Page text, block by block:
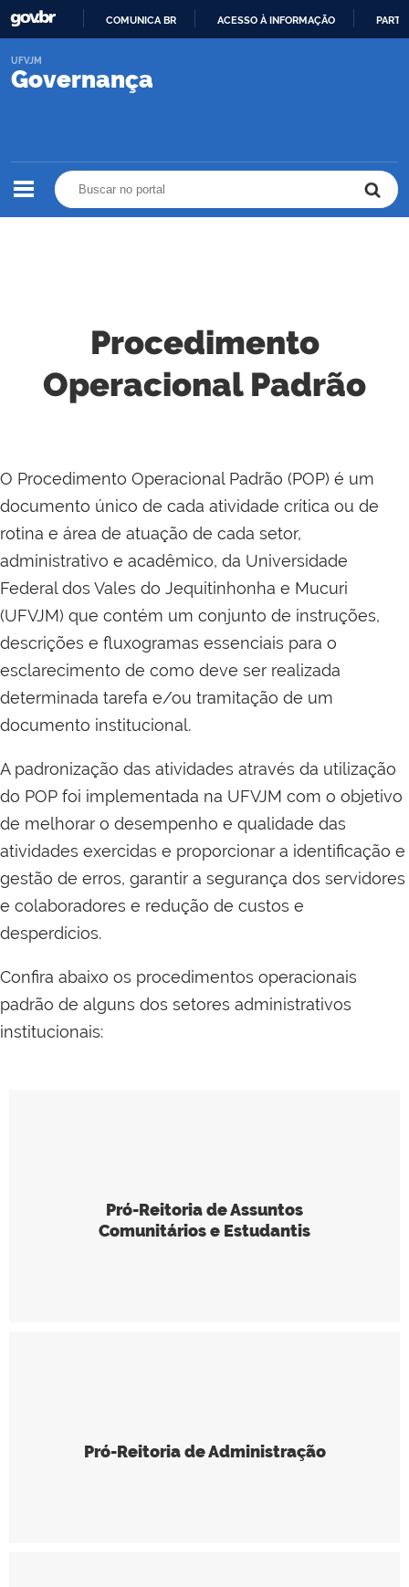
COMUNICA BR ACESSO À INFORMAÇÃO
Governança
UFVJM
Procedimento
Operacional Padrão
O Procedimento Operacional Padrão (POP) é um
documento único de cada atividade crítica ou de
rotina e área de atuação de cada setor,
administrativo e acadêmico, da Universidade
Federal dos Vales do Jequitinhonha e Mucuri
(UFVJM) que contém um conjunto de instruções,
descrições e fluxogramas essenciais para o
esclarecimento de como deve ser realizada
determinada tarefa e/ou tramitação de um
documento institucional.
A padronização das atividades através da utilização
do POP foi implementada na UFVJM com o objetivo
de melhorar o desempenho e qualidade das
atividades exercidas e proporcionar a identificação e
gestão de erros, garantir a segurança dos servidores
e colaboradores e redução de custos e
desperdícios.
Confira abaixo os procedimentos operacionais
padrão de alguns dos setores administrativos
institucionais:
Pró-Reitoria de Assuntos
Comunitários e Estudantis
Pró-Reitoria de Administração